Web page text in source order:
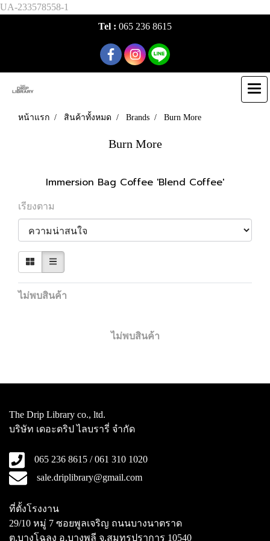
UA-233578558-1
Tel : 065 236 8615
หน้าแรก สินค้าทั้งหมด Brands Burn More
Burn More
Immersion Bag Coffee 'Blend Coffee'
เรียงตาม
ไม่พบสินค้า
ไม่พบสินค้า
The Drip Library co., ltd.
บริษัท เดอะดริป ไลบรารี่ จำกัด
065 236 8615 / 061 310 1020
sale.driplibrary@gmail.com
ที่ตั้งโรงงาน
29/10 หมู่ 7 ซอยพูลเจริญ ถนนบางนาตราด
ต.บางโฉลง อ.บางพลี จ.สมุทรปราการ 10540